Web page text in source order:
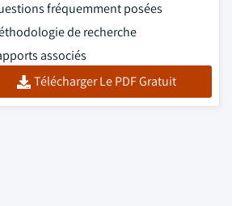
fréquemment posées
de recherche
associés
Télécharger Le PDF Gratuit